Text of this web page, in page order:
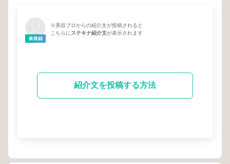
※美容プロからの紹介文が投稿されると
こちらにステキナ紹介文が表示されます
紹介文を投稿する方法